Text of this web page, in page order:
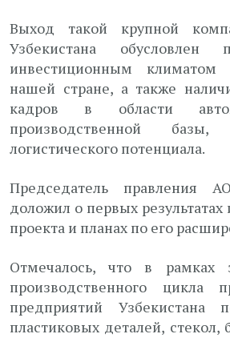
Выход такой крупной
Узбекистана обусловлен
инвестиционным
нашей стране, а также
кадров в области
производственной
логистического потенциала.
Председатель правления
доложил о первых
проекта и планах по его
Отмечалось, что в рамках
производственного цикла
предприятий Узбекистана
пластиковых деталей, стекол,